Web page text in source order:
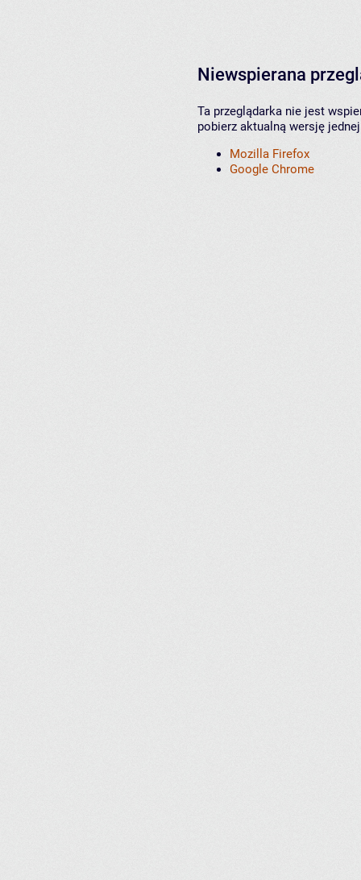
Niewspierana
Ta przeglądarka nie jest
pobierz aktualną wersję
Mozilla Firefox
Google Chrome